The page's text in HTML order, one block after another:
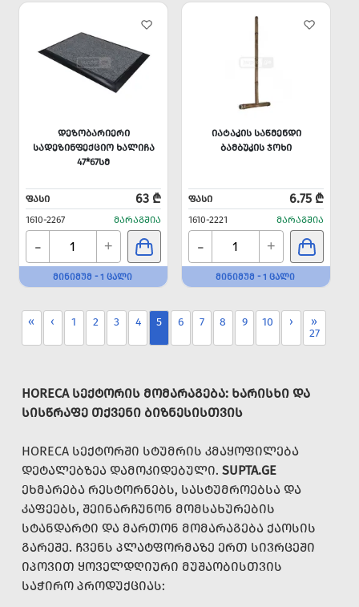
ᲓᲔᲖᲝᲑᲐᲠᲘᲔᲠᲘ
ᲡᲐᲓᲔᲖᲘᲜᲤᲔᲥᲪᲘᲝ ᲮᲐᲚᲘᲩᲐ
47*67ᲡᲛ
ᲤᲐᲡᲘ 63 ₾
1610-2267 ᲛᲐᲠᲐᲒᲨᲘᲐ
- +
ᲛᲘᲜᲘᲛᲣᲛ - 1 ᲪᲐᲚᲘ
ᲘᲐᲢᲐᲙᲘᲡ ᲡᲐᲬᲛᲔᲜᲓᲘ
ᲑᲐᲛᲑᲣᲙᲘᲡ ᲯᲝᲮᲘ
ᲤᲐᲡᲘ 6.75 ₾
1610-2221 ᲛᲐᲠᲐᲒᲨᲘᲐ
- +
ᲛᲘᲜᲘᲛᲣᲛ - 1 ᲪᲐᲚᲘ
« ‹ 1 2 3 4 5 6 7 8 9 10 ›
»
27
HORECA ᲡᲔᲥᲢᲝᲠᲘᲡ ᲛᲝᲛᲐᲠᲐᲒᲔᲑᲐ: ᲮᲐᲠᲘᲡᲮᲘ ᲓᲐ
ᲡᲘᲡᲬᲠᲐᲤᲔ ᲗᲥᲕᲔᲜᲘ ᲑᲘᲖᲜᲔᲡᲘᲡᲗᲕᲘᲡ
HORECA ᲡᲔᲥᲢᲝᲠᲨᲘ ᲡᲢᲣᲛᲠᲘᲡ ᲙᲛᲐᲧᲝᲤᲘᲚᲔᲑᲐ
ᲓᲔᲢᲐᲚᲔᲑᲖᲔᲐ ᲓᲐᲛᲝᲙᲘᲓᲔᲑᲣᲚᲘ. SUPTA.GE
ᲔᲮᲛᲐᲠᲔᲑᲐ ᲠᲔᲡᲢᲝᲠᲜᲔᲑᲡ, ᲡᲐᲡᲢᲣᲛᲠᲝᲔᲑᲡᲐ ᲓᲐ
ᲙᲐᲤᲔᲔᲑᲡ, ᲨᲔᲘᲜᲐᲠᲩᲣᲜᲝᲜ ᲛᲝᲛᲡᲐᲮᲣᲠᲔᲑᲘᲡ
ᲡᲢᲐᲜᲓᲐᲠᲢᲘ ᲓᲐ ᲛᲐᲠᲗᲝᲜ ᲛᲝᲛᲐᲠᲐᲒᲔᲑᲐ ᲥᲐᲝᲡᲘᲡ
ᲒᲐᲠᲔᲨᲔ. ᲩᲕᲔᲜᲡ ᲞᲚᲐᲢᲤᲝᲠᲛᲐᲖᲔ ᲔᲠᲗ ᲡᲘᲕᲠᲪᲔᲨᲘ
ᲘᲞᲝᲕᲘᲗ ᲧᲝᲕᲔᲚᲓᲦᲘᲣᲠᲘ ᲛᲣᲨᲐᲝᲑᲘᲡᲗᲕᲘᲡ
ᲡᲐᲭᲘᲠᲝ ᲞᲠᲝᲓᲣᲥᲪᲘᲐᲡ: